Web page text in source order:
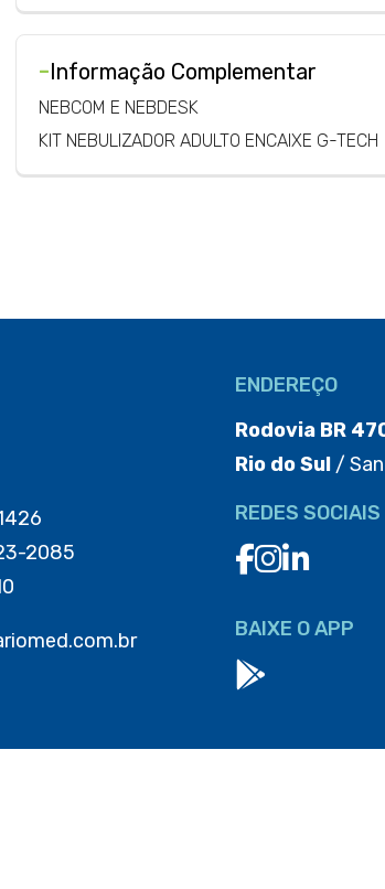
-Informação Complementar
NEBCOM E NEBDESK
KIT NEBULIZADOR ADULTO ENCAIXE G-TECH
2085
ENDEREÇO
Rodovia BR
Rio do Sul/
REDES SOCIAIS
BAIXE O APP